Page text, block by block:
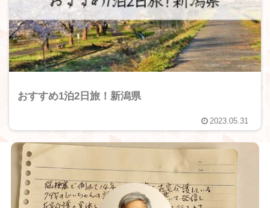
おすすめ1泊2日旅！新潟県
2023.05.31